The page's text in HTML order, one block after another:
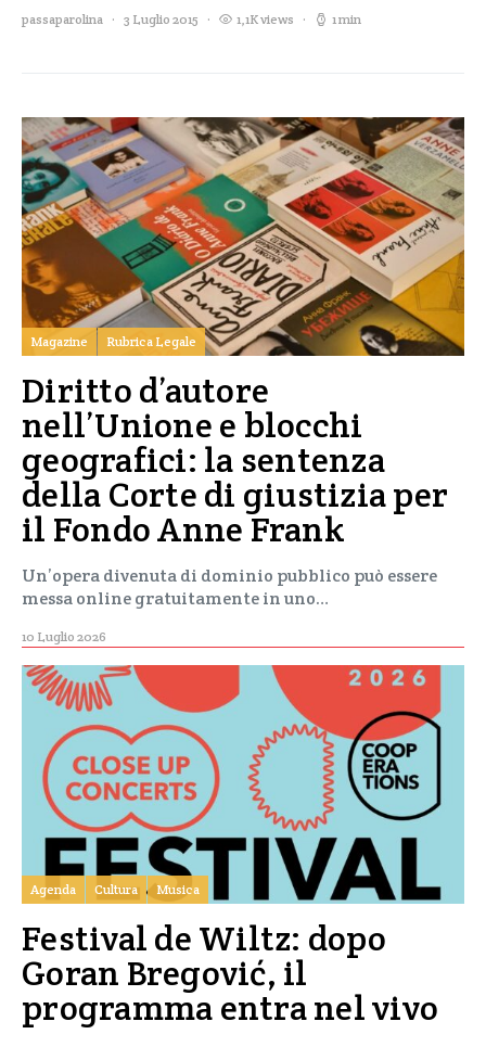
passaparolina 3 Luglio 2015 1,1K views 1 min
Magazine Rubrica Legale
Diritto d’autore
nell’Unione e blocchi
geografici: la sentenza
della Corte di giustizia per
il Fondo Anne Frank
Un’opera divenuta di dominio pubblico può essere
messa online gratuitamente in uno…
10 Luglio 2026
Agenda Cultura Musica
Festival de Wiltz: dopo
Goran Bregović, il
programma entra nel vivo